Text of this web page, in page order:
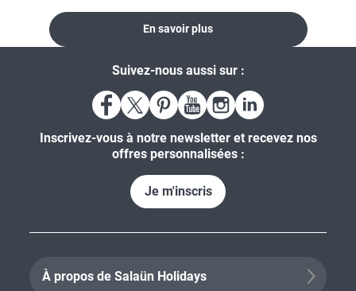
En savoir plus
Suivez-nous aussi sur :
Inscrivez-vous à notre newsletter et recevez nos
offres personnalisées :
Je m'inscris
À propos de Salaün Holidays